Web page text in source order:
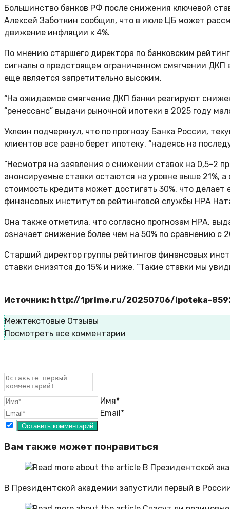
Большинство банков РФ после снижения ключевой
Алексей Заботкин сообщил, что в июле ЦБ может
движение инфляции к 4%.
По мнению старшего директора по банковским
сигналы о предстоящем ограниченном смягчении ДКП
еще является запретительно высоким.
“На ожидаемое смягчение ДКП банки реагируют
“ренессанс” выдачи рыночной ипотеки в 2025 году
Уклеин подчеркнул, что по прогнозу Банка России,
клиентов все равно берет ипотеку, “надеясь на
“Несмотря на заявления о снижении ставок на 0,5–2
анонсируемые ставки остаются на уровне выше 21%,
стоимость кредита может достигать 30%, что
финансовых институтов рейтинговой службы НРА
Она также отметила, что согласно прогнозам НРА,
означает снижение более чем на 50% по сравнению с
Старший директор группы рейтингов финансовых
ставки снизятся до 15% и ниже. “Такие ставки мы
Источник: http://1prime.ru/20250706/ipoteka-
Межтекстовые Отзывы
Посмотреть все комментарии
Имя*
Email*
Вам также может понравиться
В Президентской академии запустили первый в